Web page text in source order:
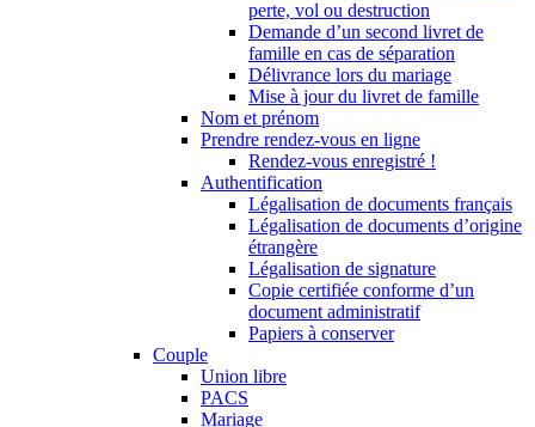
perte, vol ou destruction
Demande d’un second livret de
famille en cas de séparation
Délivrance lors du mariage
Mise à jour du livret de famille
Nom et prénom
Prendre rendez-vous en ligne
Rendez-vous enregistré !
Authentification
Légalisation de documents français
Légalisation de documents d’origine
étrangère
Légalisation de signature
Copie certifiée conforme d’un
document administratif
Papiers à conserver
Couple
Union libre
PACS
Mariage